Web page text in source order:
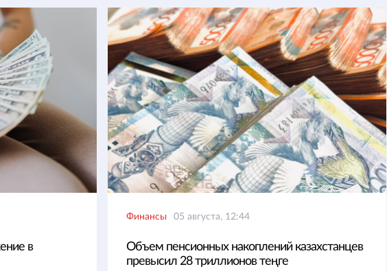
в
Финансы 05 августа, 12:44
Объем пенсионных накоплений казахстанцев
превысил 28 триллионов теңге